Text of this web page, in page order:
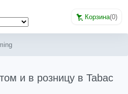
Корзина(0)
и в розницу в Tabac